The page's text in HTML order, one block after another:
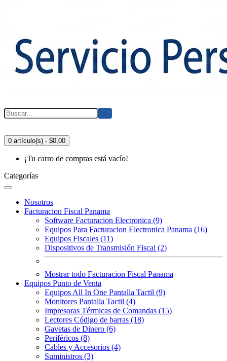
0 artículo(s) - $0,00
¡Tu carro de compras está vacío!
Categorías
Nosotros
Facturacion Fiscal Panama
Software Facturacion Electronica (9)
Equipos Para Facturacion Electronica Panama (16)
Equipos Fiscales (11)
Dispositivos de Transmisión Fiscal (2)
Mostrar todo Facturacion Fiscal Panama
Equipos Punto de Venta
Equipos All In One Pantalla Tactil (9)
Monitores Pantalla Tactil (4)
Impresoras Térmicas de Comandas (15)
Lectores Código de barras (18)
Gavetas de Dinero (6)
Periféricos (8)
Cables y Accesorios (4)
Suministros (3)